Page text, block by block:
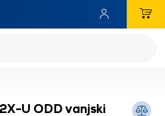
U ODD vanjski